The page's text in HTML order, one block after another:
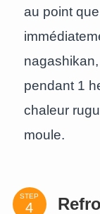
au point
pendant 1
chaleur
moule.
STEP